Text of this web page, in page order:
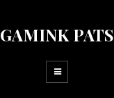
GAMINK PATS